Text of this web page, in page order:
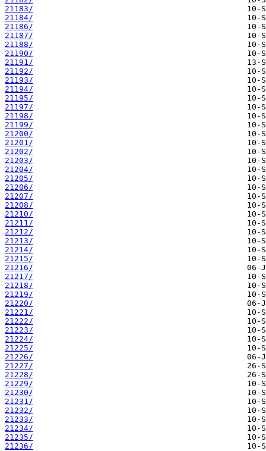
21183/
21184/
21186/
21187/
21188/
21190/
21191/
21192/
21193/
21194/
21195/
21197/
21198/
21199/
21200/
21201/
21202/
21203/
21204/
21205/
21206/
21207/
21208/
21210/
21211/
21212/
21213/
21214/
21215/
21216/
21217/
21218/
21219/
21220/
21221/
21222/
21223/
21224/
21225/
21226/
21227/
21228/
21229/
21230/
21231/
21232/
21233/
21234/
21235/
21236/